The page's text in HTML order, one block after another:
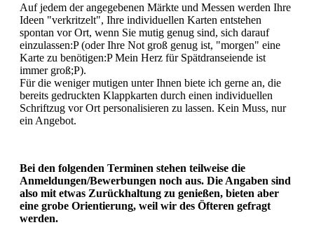
Auf jedem der angegebenen Märkte und Messen werden Ihre
Ideen "verkritzelt", Ihre individuellen Karten entstehen
spontan vor Ort, wenn Sie mutig genug sind, sich darauf
einzulassen:P (oder Ihre Not groß genug ist, "morgen" eine
Karte zu benötigen:P Mein Herz für Spätdranseiende ist
immer groß;P).
Für die weniger mutigen unter Ihnen biete ich gerne an, die
bereits gedruckten Klappkarten durch einen individuellen
Schriftzug vor Ort personalisieren zu lassen. Kein Muss, nur
ein Angebot.
Bei den folgenden Terminen stehen teilweise die
Anmeldungen/Bewerbungen noch aus. Die Angaben sind
also mit etwas Zurückhaltung zu genießen, bieten aber
eine grobe Orientierung, weil wir des Öfteren gefragt
werden.